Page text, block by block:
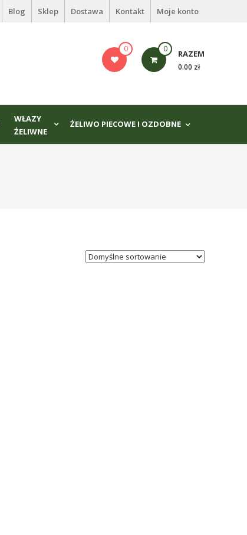
Blog Sklep Dostawa Kontakt Moje konto
0 0 RAZEM
0.00 zł
WŁAZY
ŻELIWNE
ŻELIWO PIECOWE I OZDOBNE